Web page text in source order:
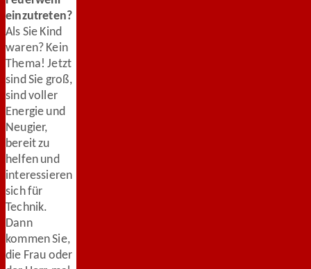
einzutreten?
Als Sie Kind
waren? Kein
Thema! Jetzt
sind Sie groß,
sind voller
Energie und
Neugier,
bereit zu
helfen und
interessieren
sich für
Technik.
Dann
kommen Sie,
die Frau oder